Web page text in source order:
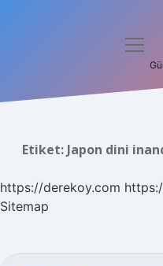
Hakkımızda
Etiket: Japon dini
https://derekoy.com
Sitemap